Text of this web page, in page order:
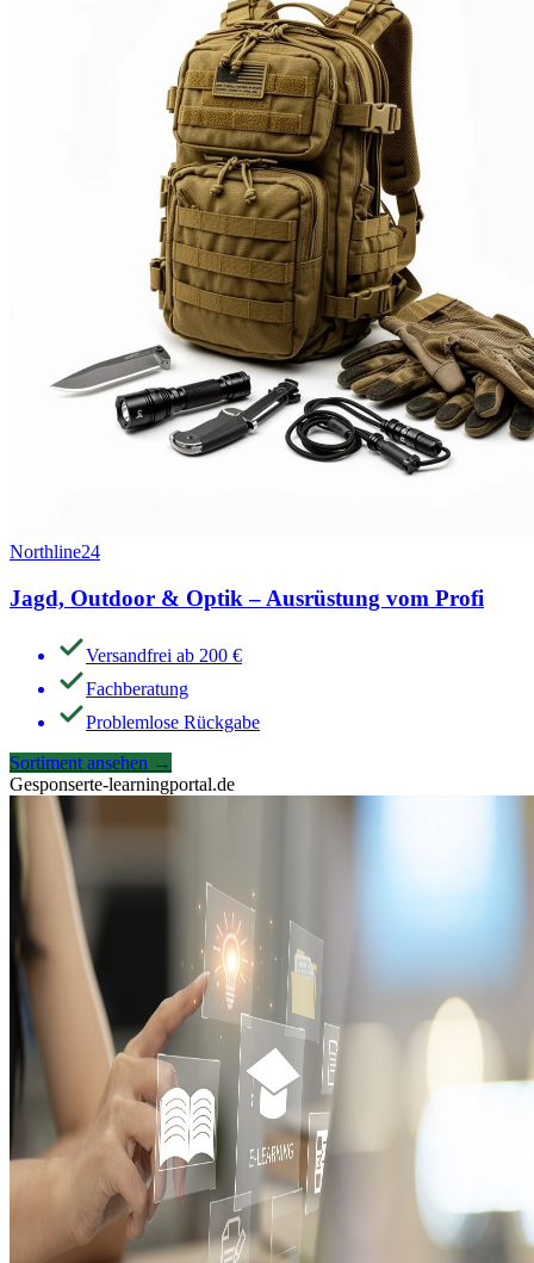
Northline24
Jagd, Outdoor & Optik – Ausrüstung vom Profi
Versandfrei ab 200 €
Fachberatung
Problemlose Rückgabe
Sortiment ansehen →
Gesponserte-learningportal.de